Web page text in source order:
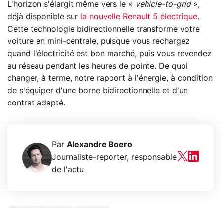
L'horizon s'élargit même vers le « vehicle-to-grid»,
déjà disponible sur la nouvelle Renault 5 électrique.
Cette technologie bidirectionnelle transforme votre
voiture en mini-centrale, puisque vous rechargez
quand l'électricité est bon marché, puis vous revendez
au réseau pendant les heures de pointe. De quoi
changer, à terme, notre rapport à l'énergie, à condition
de s'équiper d'une borne bidirectionnelle et d'un
contrat adapté.
Par Alexandre Boero
Journaliste-reporter, responsable
de l'actu